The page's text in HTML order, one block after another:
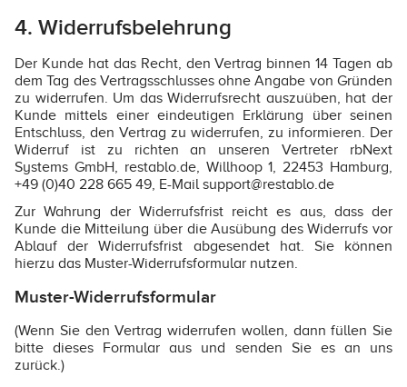
4. Widerrufsbelehrung
Der Kunde hat das Recht, den Vertrag binnen 14 Tagen ab
dem Tag des Vertragsschlusses ohne Angabe von Gründen
zu widerrufen. Um das Widerrufsrecht auszuüben, hat der
Kunde mittels einer eindeutigen Erklärung über seinen
Entschluss, den Vertrag zu widerrufen, zu informieren. Der
Widerruf ist zu richten an unseren Vertreter rbNext
Systems GmbH, restablo.de, Willhoop 1, 22453 Hamburg,
+49 (0)40 228 665 49, E-Mail support@restablo.de
Zur Wahrung der Widerrufsfrist reicht es aus, dass der
Kunde die Mitteilung über die Ausübung des Widerrufs vor
Ablauf der Widerrufsfrist abgesendet hat. Sie können
hierzu das Muster-Widerrufsformular nutzen.
Muster-Widerrufsformular
(Wenn Sie den Vertrag widerrufen wollen, dann füllen Sie
bitte dieses Formular aus und senden Sie es an uns
zurück.)